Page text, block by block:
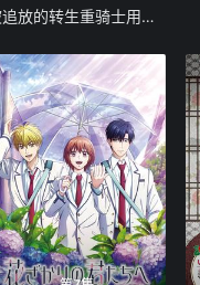
被追放的转生重骑士用游戏知识开无双